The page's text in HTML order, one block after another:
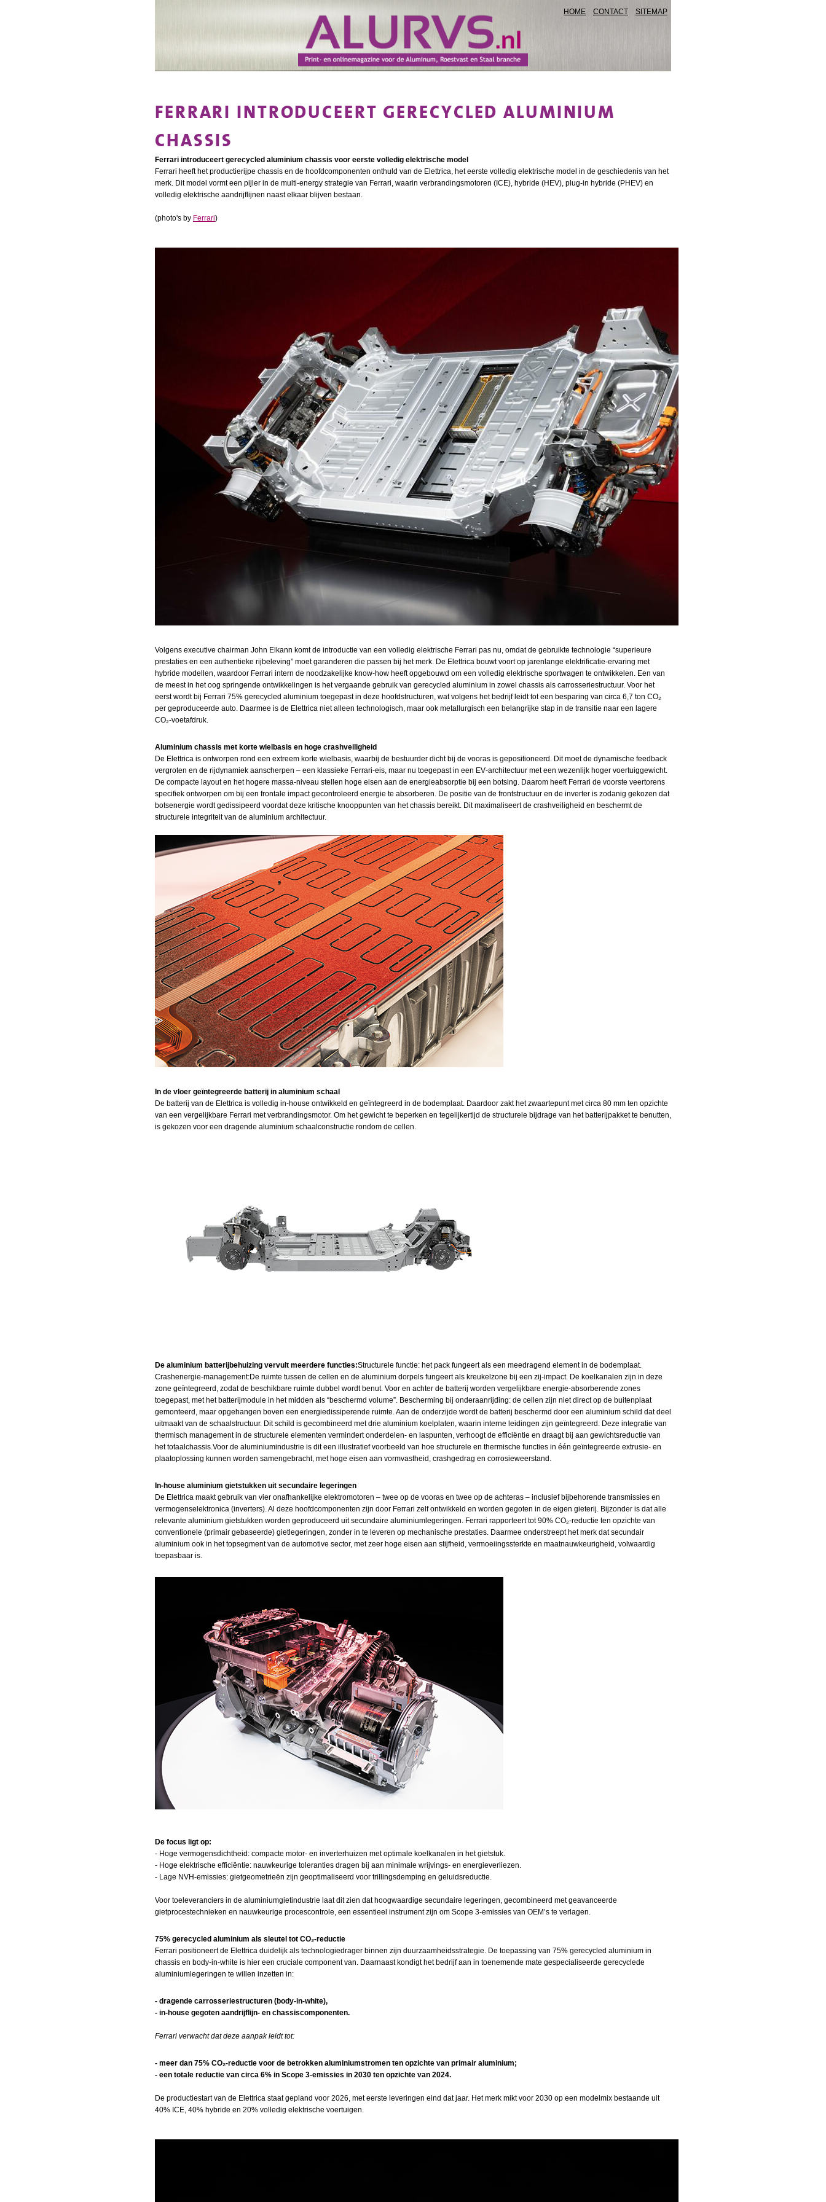
HOME CONTACT SITEMAP
FERRARI INTRODUCEERT GERECYCLED ALUMINIUM
CHASSIS
Ferrari introduceert gerecycled aluminium chassis voor eerste volledig elektrische model
Ferrari heeft het productierijpe chassis en de hoofdcomponenten onthuld van de Elettrica, het eerste volledig elektrische model in de geschiedenis van het
merk. Dit model vormt een pijler in de multi‑energy strategie van Ferrari, waarin verbrandingsmotoren (ICE), hybride (HEV), plug‑in hybride (PHEV) en
volledig elektrische aandrijflijnen naast elkaar blijven bestaan.
(photo's by Ferrari)
Volgens executive chairman John Elkann komt de introductie van een volledig elektrische Ferrari pas nu, omdat de gebruikte technologie “superieure
prestaties en een authentieke rijbeleving” moet garanderen die passen bij het merk. De Elettrica bouwt voort op jarenlange elektrificatie‑ervaring met
hybride modellen, waardoor Ferrari intern de noodzakelijke know‑how heeft opgebouwd om een volledig elektrische sportwagen te ontwikkelen. Een van
de meest in het oog springende ontwikkelingen is het vergaande gebruik van gerecycled aluminium in zowel chassis als carrosseriestructuur. Voor het
eerst wordt bij Ferrari 75% gerecycled aluminium toegepast in deze hoofdstructuren, wat volgens het bedrijf leidt tot een besparing van circa 6,7 ton CO₂
per geproduceerde auto. Daarmee is de Elettrica niet alleen technologisch, maar ook metallurgisch een belangrijke stap in de transitie naar een lagere
CO₂‑voetafdruk.
Aluminium chassis met korte wielbasis en hoge crashveiligheid
De Elettrica is ontworpen rond een extreem korte wielbasis, waarbij de bestuurder dicht bij de vooras is gepositioneerd. Dit moet de dynamische feedback
vergroten en de rijdynamiek aanscherpen – een klassieke Ferrari‑eis, maar nu toegepast in een EV‑architectuur met een wezenlijk hoger voertuiggewicht.
De compacte layout en het hogere massa‑niveau stellen hoge eisen aan de energieabsorptie bij een botsing. Daarom heeft Ferrari de voorste veertorens
specifiek ontworpen om bij een frontale impact gecontroleerd energie te absorberen. De positie van de frontstructuur en de inverter is zodanig gekozen dat
botsenergie wordt gedissipeerd voordat deze kritische knooppunten van het chassis bereikt. Dit maximaliseert de crashveiligheid en beschermt de
structurele integriteit van de aluminium architectuur.
In de vloer geïntegreerde batterij in aluminium schaal
De batterij van de Elettrica is volledig in‑house ontwikkeld en geïntegreerd in de bodemplaat. Daardoor zakt het zwaartepunt met circa 80 mm ten opzichte
van een vergelijkbare Ferrari met verbrandingsmotor. Om het gewicht te beperken en tegelijkertijd de structurele bijdrage van het batterijpakket te benutten,
is gekozen voor een dragende aluminium schaalconstructie rondom de cellen.
De aluminium batterijbehuizing vervult meerdere functies:Structurele functie: het pack fungeert als een meedragend element in de bodemplaat.
Crashenergie‑management:De ruimte tussen de cellen en de aluminium dorpels fungeert als kreukelzone bij een zij‑impact. De koelkanalen zijn in deze
zone geïntegreerd, zodat de beschikbare ruimte dubbel wordt benut. Voor en achter de batterij worden vergelijkbare energie‑absorberende zones
toegepast, met het batterijmodule in het midden als “beschermd volume”. Bescherming bij onderaanrijding: de cellen zijn niet direct op de buitenplaat
gemonteerd, maar opgehangen boven een energiedissiperende ruimte. Aan de onderzijde wordt de batterij beschermd door een aluminium schild dat deel
uitmaakt van de schaalstructuur. Dit schild is gecombineerd met drie aluminium koelplaten, waarin interne leidingen zijn geïntegreerd. Deze integratie van
thermisch management in de structurele elementen vermindert onderdelen­- en laspunten, verhoogt de efficiëntie en draagt bij aan gewichtsreductie van
het totaalchassis.Voor de aluminiumindustrie is dit een illustratief voorbeeld van hoe structurele en thermische functies in één geïntegreerde extrusie- en
plaatoplossing kunnen worden samengebracht, met hoge eisen aan vormvastheid, crashgedrag en corrosieweerstand.
In‑house aluminium gietstukken uit secundaire legeringen
De Elettrica maakt gebruik van vier onafhankelijke elektromotoren – twee op de vooras en twee op de achteras – inclusief bijbehorende transmissies en
vermogenselektronica (inverters). Al deze hoofdcomponenten zijn door Ferrari zelf ontwikkeld en worden gegoten in de eigen gieterij. Bijzonder is dat alle
relevante aluminium gietstukken worden geproduceerd uit secundaire aluminiumlegeringen. Ferrari rapporteert tot 90% CO₂‑reductie ten opzichte van
conventionele (primair gebaseerde) gietlegeringen, zonder in te leveren op mechanische prestaties. Daarmee onderstreept het merk dat secundair
aluminium ook in het topsegment van de automotive sector, met zeer hoge eisen aan stijfheid, vermoeiingssterkte en maatnauwkeurigheid, volwaardig
toepasbaar is.
De focus ligt op:
- Hoge vermogensdichtheid: compacte motor‑ en inverterhuizen met optimale koelkanalen in het gietstuk.
- Hoge elektrische efficiëntie: nauwkeurige toleranties dragen bij aan minimale wrijvings‑ en energieverliezen.
- Lage NVH‑emissies: gietgeometrieën zijn geoptimaliseerd voor trillingsdemping en geluidsreductie.
Voor toeleveranciers in de aluminiumgietindustrie laat dit zien dat hoogwaardige secundaire legeringen, gecombineerd met geavanceerde
gietprocestechnieken en nauwkeurige procescontrole, een essentieel instrument zijn om Scope 3‑emissies van OEM’s te verlagen.
75% gerecycled aluminium als sleutel tot CO₂‑reductie
Ferrari positioneert de Elettrica duidelijk als technologiedrager binnen zijn duurzaamheidsstrategie. De toepassing van 75% gerecycled aluminium in
chassis en body‑in‑white is hier een cruciale component van. Daarnaast kondigt het bedrijf aan in toenemende mate gespecialiseerde gerecyclede
aluminiumlegeringen te willen inzetten in:
- dragende carrosseriestructuren (body‑in‑white),
- in‑house gegoten aandrijflijn‑ en chassiscomponenten.
Ferrari verwacht dat deze aanpak leidt tot:
- meer dan 75% CO₂‑reductie voor de betrokken aluminiumstromen ten opzichte van primair aluminium;
- een totale reductie van circa 6% in Scope 3‑emissies in 2030 ten opzichte van 2024.
De productiestart van de Elettrica staat gepland voor 2026, met eerste leveringen eind dat jaar. Het merk mikt voor 2030 op een modelmix bestaande uit
40% ICE, 40% hybride en 20% volledig elektrische voertuigen.